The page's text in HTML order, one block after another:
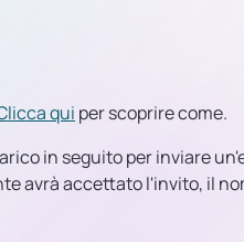
qui per scoprire come.
in seguito per inviare
avrà accettato l'invito, il